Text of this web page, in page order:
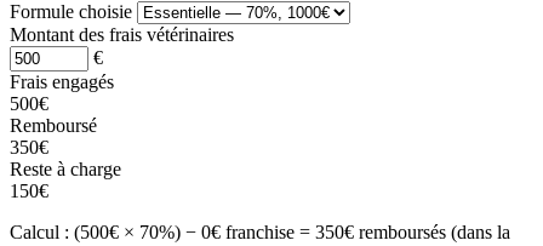
Formule choisie
Montant des frais vétérinaires
€
Frais engagés
500€
Remboursé
350€
Reste à charge
150€
Calcul : (500€ × 70%) − 0€ franchise = 350€ remboursés (dans la